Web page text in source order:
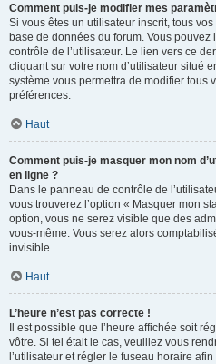
Comment puis-je modifier mes
Si vous êtes un utilisateur inscrit, tous
base de données du forum. Vous
contrôle de l’utilisateur. Le lien vers ce
cliquant sur votre nom d’utilisateur situé
système vous permettra de modifier tous
préférences.
Haut
Comment puis-je masquer mon nom
en ligne ?
Dans le panneau de contrôle de
vous trouverez l’option « Masquer mon
option, vous ne serez visible que des
vous-même. Vous serez alors
invisible.
Haut
L’heure n’est pas correcte !
Il est possible que l’heure affichée soit
vôtre. Si tel était le cas, veuillez vous
l’utilisateur et régler le fuseau horaire